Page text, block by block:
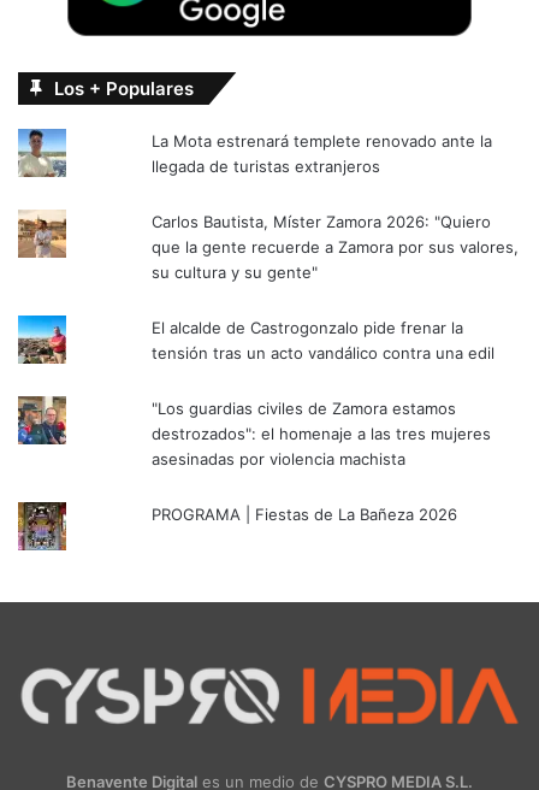
Los + Populares
La Mota estrenará templete renovado ante la
llegada de turistas extranjeros
Carlos Bautista, Míster Zamora 2026: "Quiero
que la gente recuerde a Zamora por sus valores,
su cultura y su gente"
El alcalde de Castrogonzalo pide frenar la
tensión tras un acto vandálico contra una edil
"Los guardias civiles de Zamora estamos
destrozados": el homenaje a las tres mujeres
asesinadas por violencia machista
PROGRAMA | Fiestas de La Bañeza 2026
Benavente Digital es un medio de CYSPRO MEDIA S.L.